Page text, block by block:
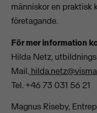
människor en praktisk
företagande.
För mer information
Hilda Netz,
Mail.
Tel. +46 73 031 56 21
Magnus Riseby,